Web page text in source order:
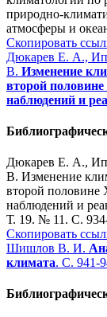
природно-
атмосферы и
Скопировать
Дюкарев Е. А.,
В. Изменение
второй
наблюдений и
Дюкарев Е. А.,
В. Изменение
второй половине
наблюдений и
Т. 19. № 11. С.
Скопировать
Шишлов В. И.
климата. С. 941-